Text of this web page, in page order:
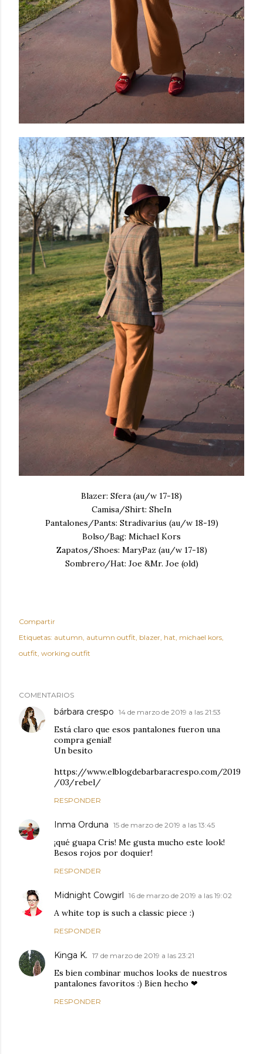
Blazer: Sfera (au/w 17-18)
Camisa/Shirt: SheIn
Pantalones/Pants: Stradivarius (au/w 18-19)
Bolso/Bag: Michael Kors
Zapatos/Shoes: MaryPaz (au/w 17-18)
Sombrero/Hat: Joe &Mr. Joe (old)
Compartir
Etiquetas: autumn autumn outfit blazer hat michael kors
outfit working outfit
COMENTARIOS
bárbara crespo 14 de marzo de 2019 a las 21:53
Está claro que esos pantalones fueron una
compra genial!
Un besito
https://www.elblogdebarbaracrespo.com/2019
/03/rebel/
RESPONDER
Inma Orduna 15 de marzo de 2019 a las 13:45
¡qué guapa Cris! Me gusta mucho este look!
Besos rojos por doquier!
RESPONDER
Midnight Cowgirl 16 de marzo de 2019 a las 19:02
A white top is such a classic piece :)
RESPONDER
Kinga K. 17 de marzo de 2019 a las 23:21
Es bien combinar muchos looks de nuestros
pantalones favoritos :) Bien hecho ❤
RESPONDER